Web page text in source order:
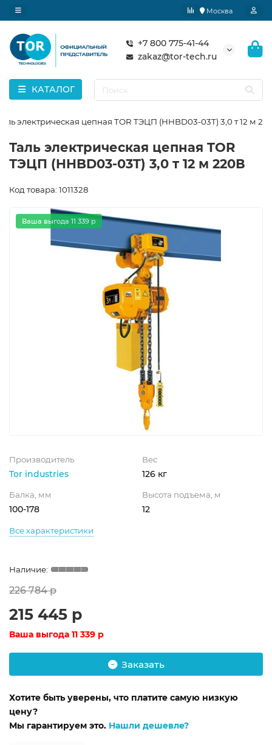
Москва
+7 800 775-41-44
zakaz@tor-tech.ru
КАТАЛОГ
электрическая цепная TOR ТЭЦП (HHBD03-03T) 3,0 т 12 м
Таль электрическая цепная TOR
ТЭЦП (HHBD03-03T) 3,0 т 12 м 220В
Код товара: 1011328
Ваша выгода 11 339 р
Производитель
Tor industries
Вес
126 кг
Балка, мм
100-178
Высота подъема, м
12
Все характеристики
226 784 р
215 445 р
Ваша выгода 11 339 р
Заказать
Хотите быть уверены, что платите самую низкую
цену?
Мы гарантируем это. Нашли дешевле?